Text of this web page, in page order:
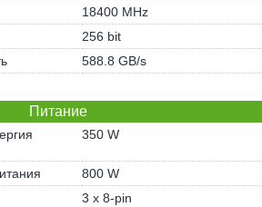
18400 MHz
256 bit
588.8 GB/s
Питание
350 W
800 W
3 x 8-pin